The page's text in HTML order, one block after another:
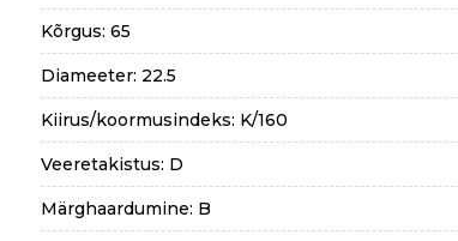
Kõrgus: 65
Diameeter: 22.5
Kiirus/koormusindeks: K/160
Veeretakistus: D
Märghaardumine: B